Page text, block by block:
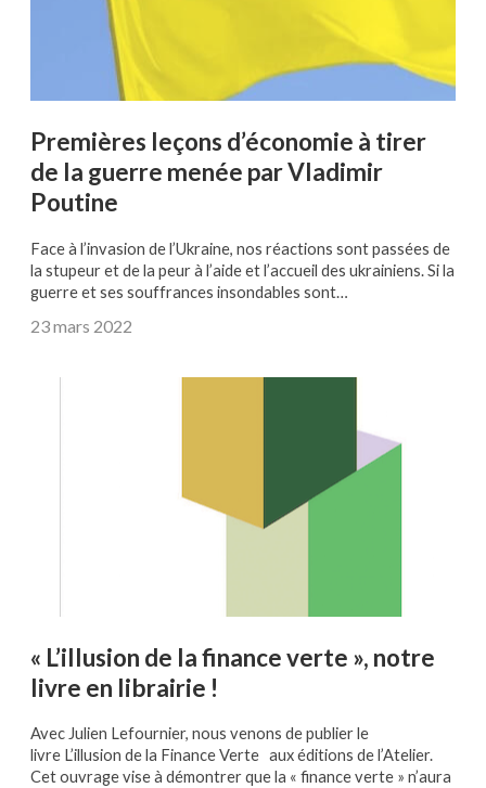
Premières leçons d’économie à tirer
de la guerre menée par Vladimir
Poutine
Face à l’invasion de l’Ukraine, nos réactions sont passées de
la stupeur et de la peur à l’aide et l’accueil des ukrainiens. Si la
guerre et ses souffrances insondables sont…
23 mars 2022
« L’illusion de la finance verte », notre
livre en librairie !
Avec Julien Lefournier, nous venons de publier le
livre L’illusion de la Finance Verte aux éditions de l’Atelier.
Cet ouvrage vise à démontrer que la « finance verte » n’aura